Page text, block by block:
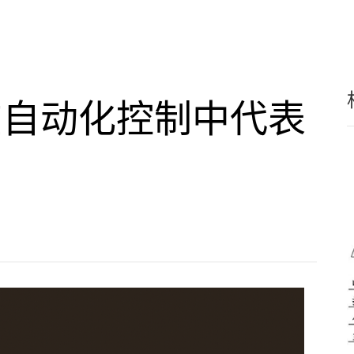
动化控制中代表